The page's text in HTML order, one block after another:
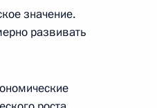
значение.
развивать